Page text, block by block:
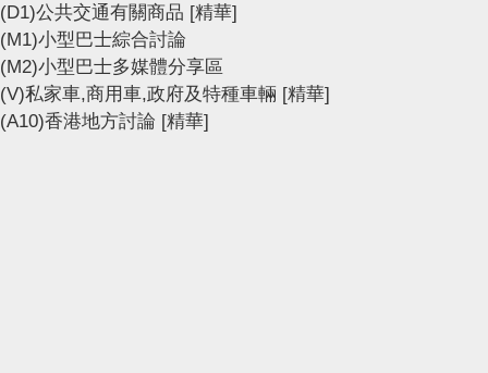
(D1)公共交通有關商品 [精華]
(M1)小型巴士綜合討論
(M2)小型巴士多媒體分享區
(V)私家車,商用車,政府及特種車輛 [精華]
(A10)香港地方討論 [精華]